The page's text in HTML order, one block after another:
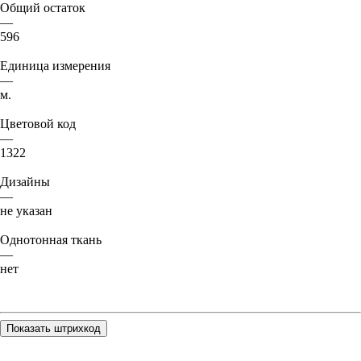
Общий остаток
—
596
Единица измерения
—
м.
Цветовой код
—
1322
Дизайны
—
не указан
Однотонная ткань
—
нет
Показать штрихкод